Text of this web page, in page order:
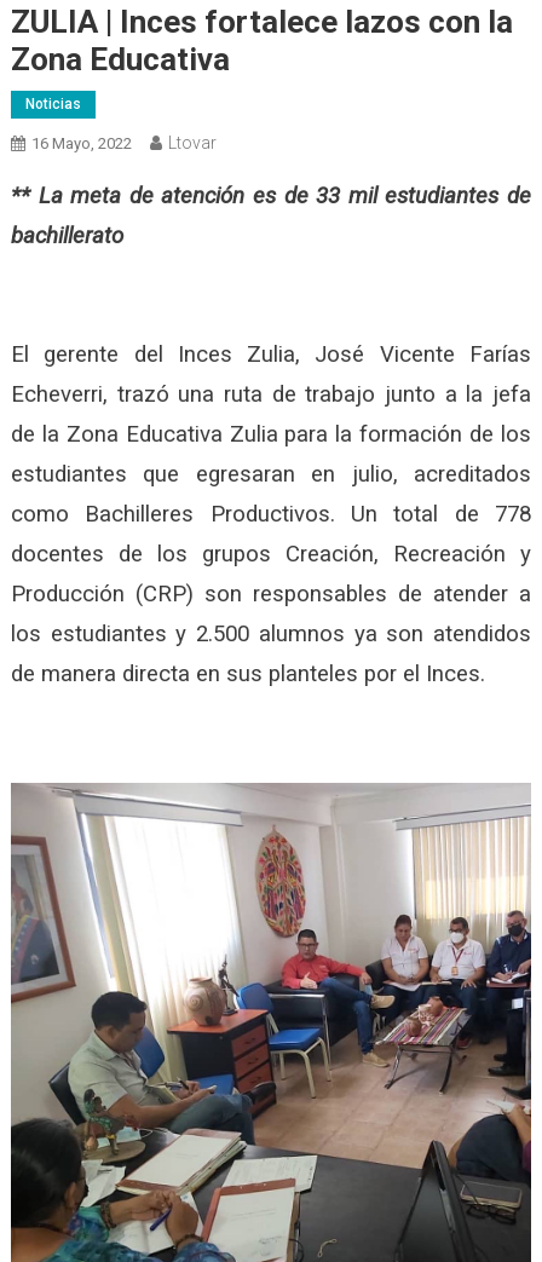
ZULIA | Inces fortalece lazos con la
Zona Educativa
Noticias
16 Mayo, 2022 Ltovar
** La meta de atención es de 33 mil estudiantes de
bachillerato
El gerente del Inces Zulia, José Vicente Farías
Echeverri, trazó una ruta de trabajo junto a la jefa
de la Zona Educativa Zulia para la formación de los
estudiantes que egresaran en julio, acreditados
como Bachilleres Productivos. Un total de 778
docentes de los grupos Creación, Recreación y
Producción (CRP) son responsables de atender a
los estudiantes y 2.500 alumnos ya son atendidos
de manera directa en sus planteles por el Inces.